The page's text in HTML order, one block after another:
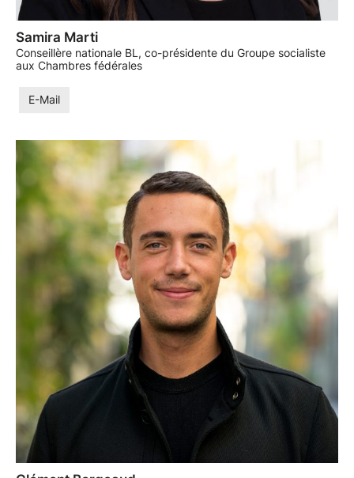
Samira Marti
Conseillère nationale BL, co-présidente du Groupe socialiste
aux Chambres fédérales
E-Mail